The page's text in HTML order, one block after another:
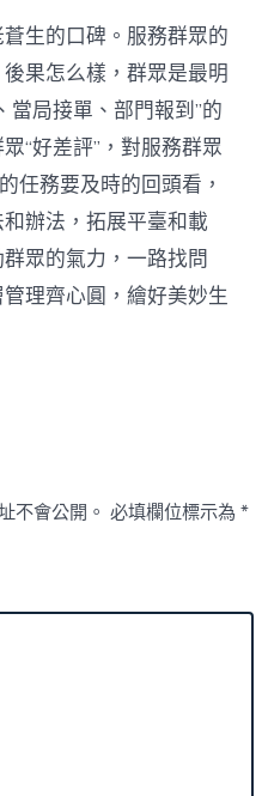
生的口碑。服務群眾的
果怎么樣，群眾是最明
當局接單、部門報到”的
“好差評”，對服務群眾
任務要及時的回頭看，
辦法，拓展平臺和載
眾的氣力，一路找問
理齊心圓，繪好美妙生
不會公開。 必填欄位標示為*